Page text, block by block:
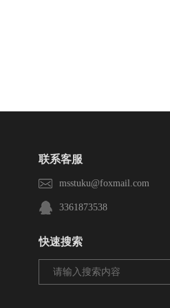
联系客服
msstuku@foxmail.com
3361873538
快速搜索